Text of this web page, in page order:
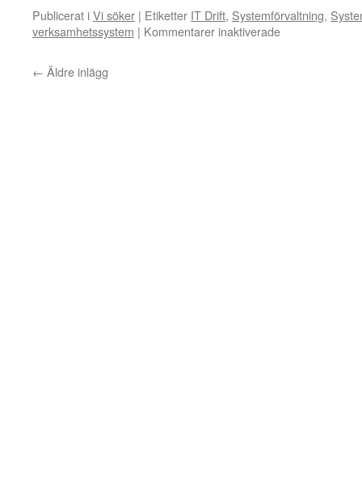
Publicerat iVi söker | Etiketter IT Drift, Systemförvaltning,
verksamhetssystem | Kommentarer inaktiveradeför
← Äldre inlägg